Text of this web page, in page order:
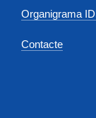
Organigrama
Contacte